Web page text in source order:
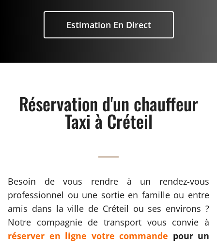
Estimation En Direct
Réservation d'un chauffeur
Taxi à Créteil
Besoin de vous rendre à un rendez-vous
professionnel ou une sortie en famille ou entre
amis dans la ville de Créteil ou ses environs ?
Notre compagnie de transport vous convie à
réserver en ligne votre commande pour un